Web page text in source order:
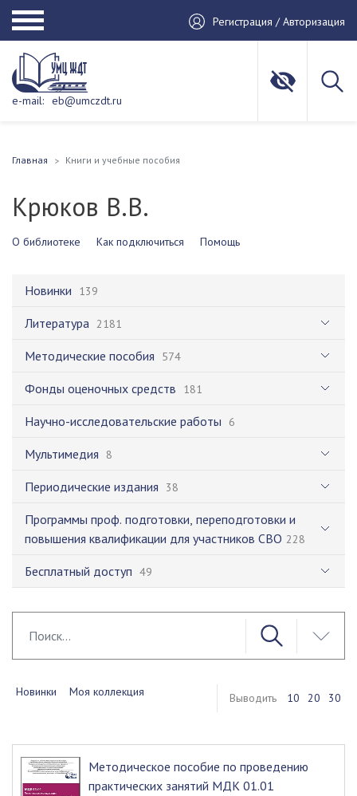
Регистрация / Авторизация
e-mail: eb@umczdt.ru
Главная Книги и учебные пособия
Крюков В.В.
О библиотеке Как подключиться Помощь
Новинки 139
Литература 2181
Методические пособия 574
Фонды оценочных средств 181
Научно-исследовательские работы 6
Мультимедия 8
Периодические издания 38
Программы проф. подготовки, переподготовки и
повышения квалификации для участников СВО 228
Бесплатный доступ 49
Новинки Моя коллекция Выводить 10 20 30
Методическое пособие по проведению
практических занятий МДК 01.01